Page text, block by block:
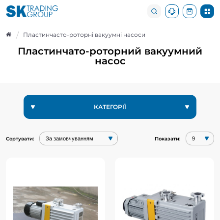
Пластинчасто-роторні вакуумні насоси
Пластинчато-роторний вакуумний
насос
КАТЕГОРІЇ
Сортувати: Показати:
Вступ:EVP займається виробництвом
та продажем різних видів вакуумних
насосів, вакуумних клапанів та ..
Вступ:EVP займається виробництвом
та продажем різних видів вакуумних
насосів, вакуумних клапанів та ..